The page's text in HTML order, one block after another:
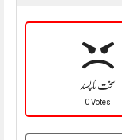
سخت نا پسند
0 Votes